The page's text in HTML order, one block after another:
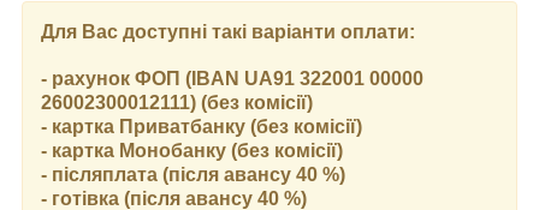
Для Вас доступні такі варіанти оплати:
- рахунок ФОП (IBAN UA91 322001 00000
26002300012111) (без комісії)
- картка Приватбанку (без комісії)
- картка Монобанку (без комісії)
- післяплата (після авансу 40 %)
- готівка (після авансу 40 %)